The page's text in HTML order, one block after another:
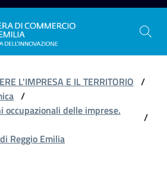
L'IMPRESA E IL TERRITORIO /
/
delle imprese.
/
Reggio Emilia